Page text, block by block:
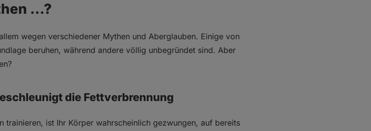
…?
wegen verschiedener Mythen und Aberglauben. Einige von
beruhen, während andere völlig unbegründet sind. Aber
die Fettverbrennung
trainieren, ist Ihr Körper wahrscheinlich gezwungen, auf bereits